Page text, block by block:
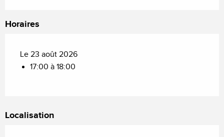
Horaires
Le 23 août 2026
17:00 à 18:00
Localisation